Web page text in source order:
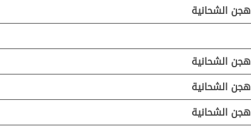
هجن الشحانية
هجن الشحانية
هجن الشحانية
هجن الشحانية